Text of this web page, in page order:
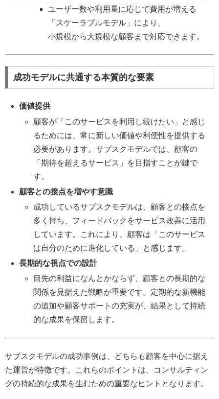
ユーザー数や利用量に応じて費用が増える
「スケーラブルモデル」により、
小規模から大規模な顧客まで対応できます。
成功モデルに共通する本質的な要素
価値提供
顧客が「このサービスを利用し続けたい」と感じ
るためには、常に新しい価値や利便性を提供する
必要があります。サブスクモデルでは、顧客の
「期待を超えるサービス」を目指すことが鍵で
す。
顧客との接点を増やす意識
成功しているサブスクモデルは、顧客との接点を
多く持ち、フィードバックをサービス改善に活用
しています。これにより、顧客は「このサービス
は自分のために進化している」と感じます。
長期的な視点での設計
目先の利益になんとかならず、顧客との長期的な
関係を見据えた戦略が重要です。定期的な新機能
の追加や顧客サポートの充実が、結果として持続
的な成果を保留します。
サブスクモデルの成功事例は、どちらも顧客を中心に据え
た運営が特徴です。これらのポイントは、コンサルティン
グの持続的な成果を生むための重要なヒントとなります。